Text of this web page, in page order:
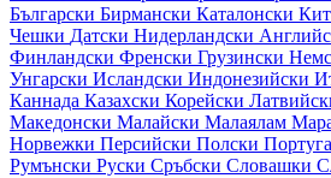
Български Бирмански Каталонски
Чешки Датски Нидерландски
Финландски Френски Грузински
Унгарски Исландски Индонезийски
Каннада Казахски Корейски
Македонски Малайски Малаялам
Норвежки Персийски Полски
Румънски Руски Сръбски Словашки